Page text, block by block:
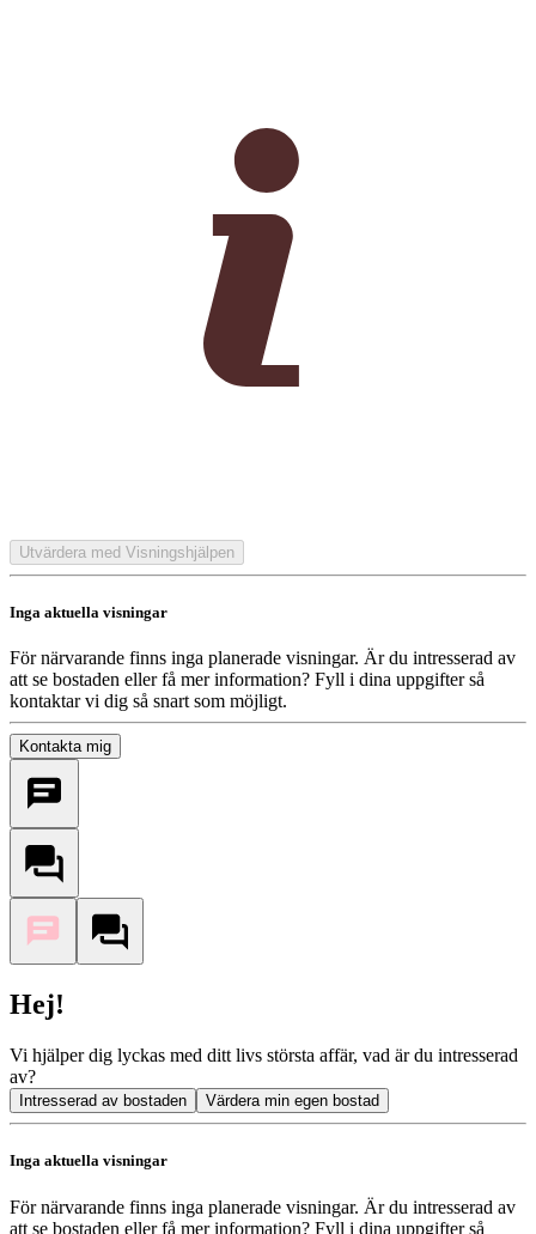
Utvärdera med Visningshjälpen
Inga aktuella visningar
För närvarande finns inga planerade visningar. Är du intresserad av
att se bostaden eller få mer information? Fyll i dina uppgifter så
kontaktar vi dig så snart som möjligt.
Kontakta mig
Hej!
Vi hjälper dig lyckas med ditt livs största affär, vad är du intresserad
av?
Intresserad av bostaden Värdera min egen bostad
Inga aktuella visningar
För närvarande finns inga planerade visningar. Är du intresserad av
att se bostaden eller få mer information? Fyll i dina uppgifter så